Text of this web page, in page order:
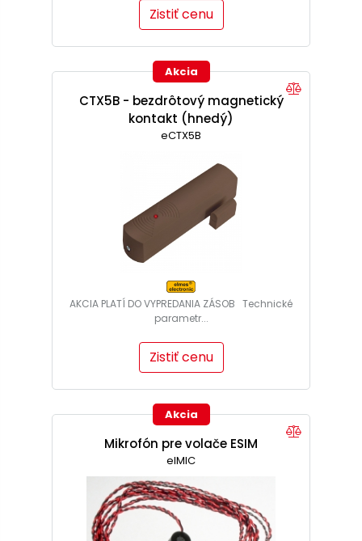
Zistiť cenu
Akcia
CTX5B - bezdrôtový magnetický
kontakt (hnedý)
eCTX5B
AKCIA PLATÍ DO VYPREDANIA ZÁSOB Technické
parametr...
Zistiť cenu
Akcia
Mikrofón pre volače ESIM
elMIC